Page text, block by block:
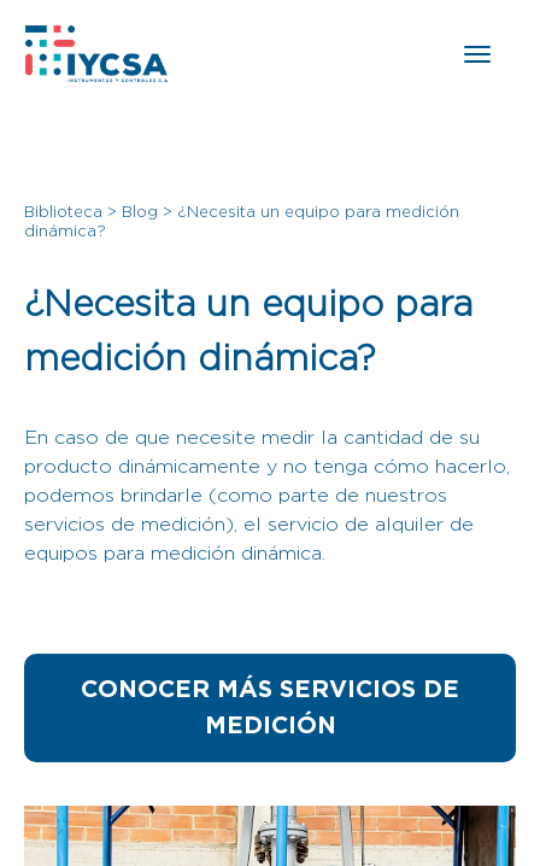
Biblioteca > Blog > ¿Necesita un equipo para medición
dinámica?
¿Necesita un equipo para
medición dinámica?
En caso de que necesite medir la cantidad de su
producto dinámicamente y no tenga cómo hacerlo,
podemos brindarle (como parte de nuestros
servicios de medición), el servicio de alquiler de
equipos para medición dinámica.
CONOCER MÁS SERVICIOS DE
MEDICIÓN